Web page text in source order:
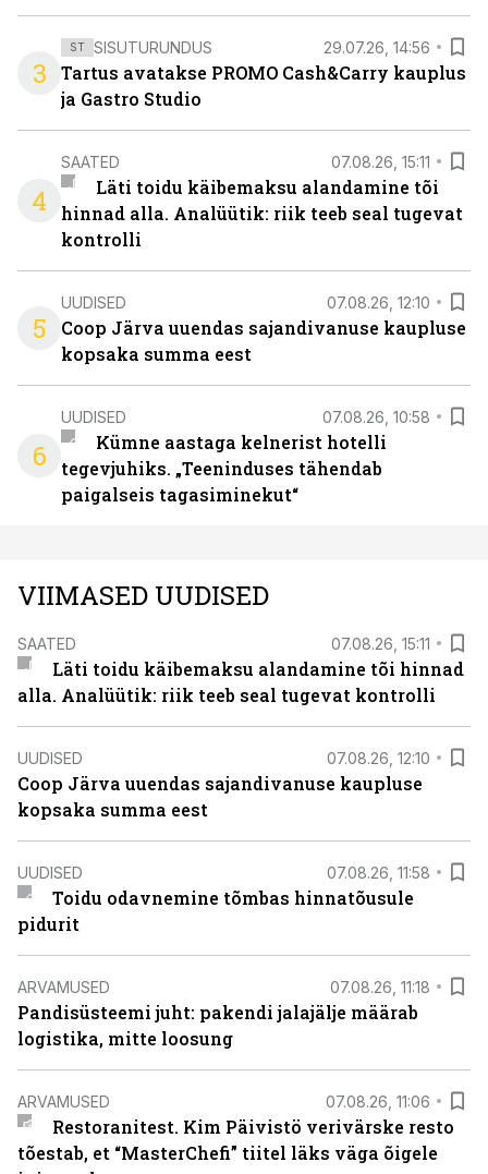
3
ST SISUTURUNDUS 29.07.26, 14:56
Tartus avatakse PROMO Cash&Carry kauplus
ja Gastro Studio
4
SAATED 07.08.26, 15:11
Läti toidu käibemaksu alandamine tõi
hinnad alla. Analüütik: riik teeb seal tugevat
kontrolli
5
UUDISED 07.08.26, 12:10
Coop Järva uuendas sajandivanuse kaupluse
kopsaka summa eest
6
UUDISED 07.08.26, 10:58
Kümne aastaga kelnerist hotelli
tegevjuhiks. „Teeninduses tähendab
paigalseis tagasiminekut“
VIIMASED UUDISED
SAATED 07.08.26, 15:11
Läti toidu käibemaksu alandamine tõi hinnad
alla. Analüütik: riik teeb seal tugevat kontrolli
UUDISED 07.08.26, 12:10
Coop Järva uuendas sajandivanuse kaupluse
kopsaka summa eest
UUDISED 07.08.26, 11:58
Toidu odavnemine tõmbas hinnatõusule
pidurit
ARVAMUSED 07.08.26, 11:18
Pandisüsteemi juht: pakendi jalajälje määrab
logistika, mitte loosung
ARVAMUSED 07.08.26, 11:06
Restoranitest. Kim Päivistö verivärske resto
tõestab, et “MasterChefi” tiitel läks väga õigele